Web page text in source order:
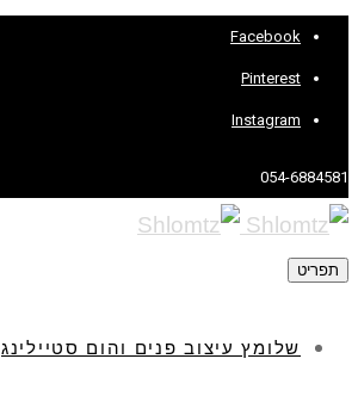
Facebook
Pinterest
Instagram
054-6884581
תפריט
שלומץ עיצוב פנים והום סטיילינג